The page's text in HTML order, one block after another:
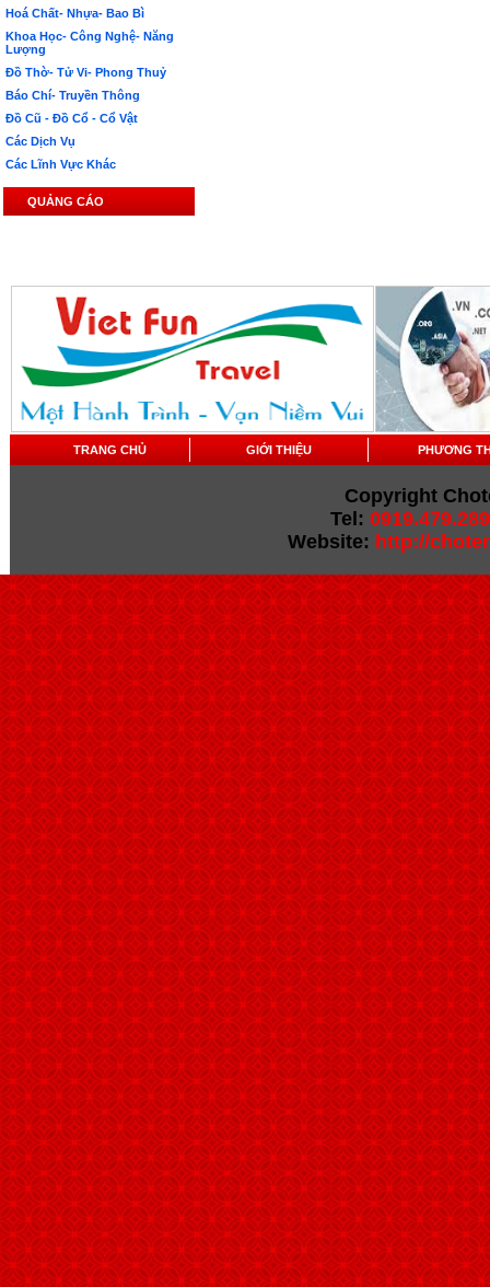
Hoá Chất- Nhựa- Bao Bì
Khoa Học- Công Nghệ- Năng
Lượng
Đồ Thờ- Tử Vi- Phong Thuỷ
Báo Chí- Truyền Thông
Đồ Cũ - Đồ Cổ - Cổ Vật
Các Dịch Vụ
Các Lĩnh Vực Khác
QUẢNG CÁO
TRANG CHỦ GIỚI THIỆU PHƯƠNG
Copyright
Tel: 0919.479.289
Website: http://